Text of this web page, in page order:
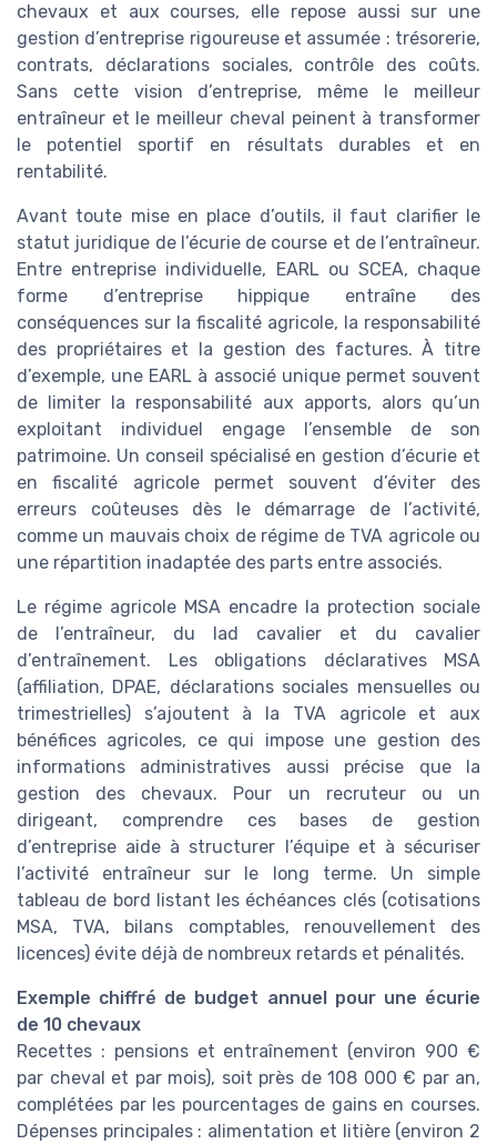
chevaux et aux courses, elle repose aussi sur une
gestion d’entreprise rigoureuse et assumée : trésorerie,
contrats, déclarations sociales, contrôle des coûts.
Sans cette vision d’entreprise, même le meilleur
entraîneur et le meilleur cheval peinent à transformer
le potentiel sportif en résultats durables et en
rentabilité.
Avant toute mise en place d’outils, il faut clarifier le
statut juridique de l’écurie de course et de l’entraîneur.
Entre entreprise individuelle, EARL ou SCEA, chaque
forme d’entreprise hippique entraîne des
conséquences sur la fiscalité agricole, la responsabilité
des propriétaires et la gestion des factures. À titre
d’exemple, une EARL à associé unique permet souvent
de limiter la responsabilité aux apports, alors qu’un
exploitant individuel engage l’ensemble de son
patrimoine. Un conseil spécialisé en gestion d’écurie et
en fiscalité agricole permet souvent d’éviter des
erreurs coûteuses dès le démarrage de l’activité,
comme un mauvais choix de régime de TVA agricole ou
une répartition inadaptée des parts entre associés.
Le régime agricole MSA encadre la protection sociale
de l’entraîneur, du lad cavalier et du cavalier
d’entraînement. Les obligations déclaratives MSA
(affiliation, DPAE, déclarations sociales mensuelles ou
trimestrielles) s’ajoutent à la TVA agricole et aux
bénéfices agricoles, ce qui impose une gestion des
informations administratives aussi précise que la
gestion des chevaux. Pour un recruteur ou un
dirigeant, comprendre ces bases de gestion
d’entreprise aide à structurer l’équipe et à sécuriser
l’activité entraîneur sur le long terme. Un simple
tableau de bord listant les échéances clés (cotisations
MSA, TVA, bilans comptables, renouvellement des
licences) évite déjà de nombreux retards et pénalités.
Exemple chiffré de budget annuel pour une écurie
de 10 chevaux
Recettes : pensions et entraînement (environ 900 €
par cheval et par mois), soit près de 108 000 € par an,
complétées par les pourcentages de gains en courses.
Dépenses principales : alimentation et litière (environ 2